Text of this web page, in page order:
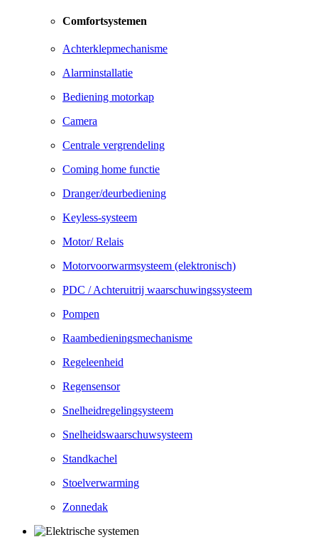
Comfortsystemen
Achterklepmechanisme
Alarminstallatie
Bediening motorkap
Camera
Centrale vergrendeling
Coming home functie
Dranger/deurbediening
Keyless-systeem
Motor/ Relais
Motorvoorwarmsysteem (elektronisch)
PDC / Achteruitrij waarschuwingssysteem
Pompen
Raambedieningsmechanisme
Regeleenheid
Regensensor
Snelheidregelingsysteem
Snelheidswaarschuwsysteem
Standkachel
Stoelverwarming
Zonnedak